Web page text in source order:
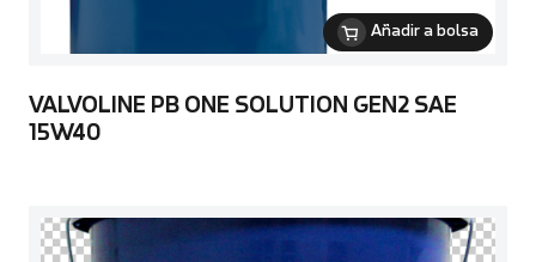
Añadir a bolsa
VALVOLINE PB ONE SOLUTION GEN2 SAE
15W40